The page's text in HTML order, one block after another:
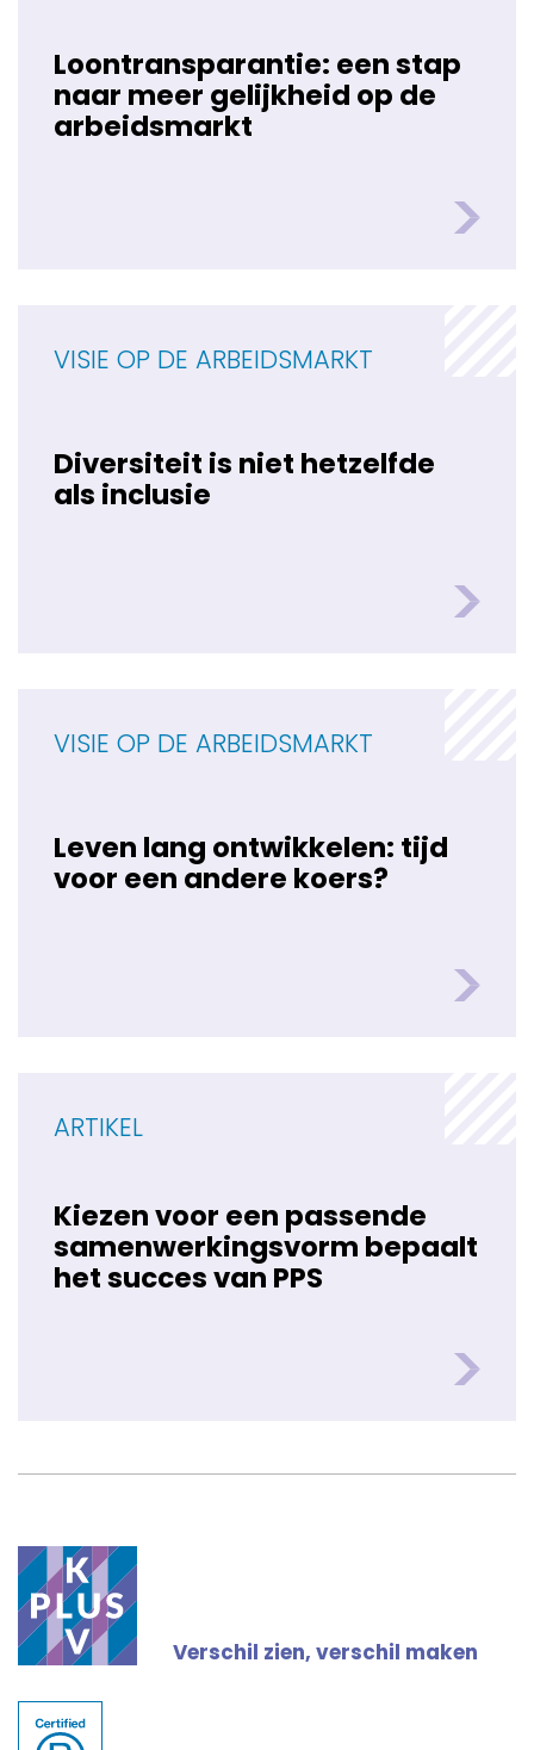
Loontransparantie: een stap
naar meer gelijkheid op de
arbeidsmarkt
VISIE OP DE ARBEIDSMARKT
Diversiteit is niet hetzelfde
als inclusie
VISIE OP DE ARBEIDSMARKT
Leven lang ontwikkelen: tijd
voor een andere koers?
ARTIKEL
Kiezen voor een passende
samenwerkingsvorm bepaalt
het succes van PPS
Verschil zien, verschil maken